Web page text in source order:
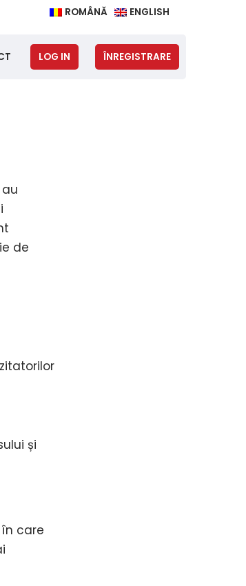
LOG IN
ROMÂNĂ ENGLISH
ÎNREGISTRARE
de
și
care